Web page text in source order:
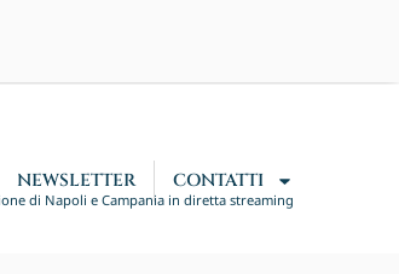
NEWSLETTER CONTATTI
di Napoli e Campania in diretta streaming